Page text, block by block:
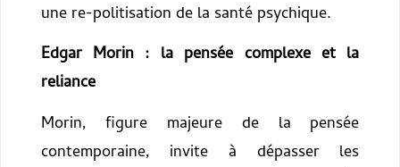
une re-politisation de la santé psychique.
Edgar Morin : la pensée complexe et la
reliance
Morin, figure majeure de la pensée
contemporaine, invite à dépasser les